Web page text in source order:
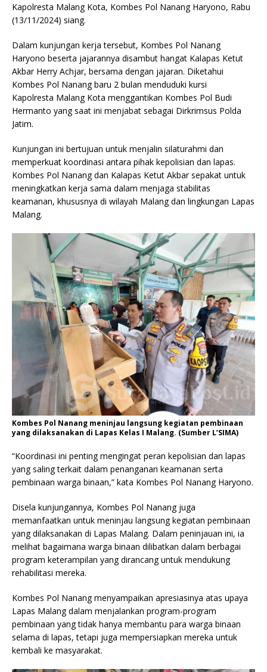
Kapolresta Malang Kota, Kombes Pol Nanang Haryono, Rabu
(13/11/2024) siang.
Dalam kunjungan kerja tersebut, Kombes Pol Nanang
Haryono beserta jajarannya disambut hangat Kalapas Ketut
Akbar Herry Achjar, bersama dengan jajaran. Diketahui
Kombes Pol Nanang baru 2 bulan menduduki kursi
Kapolresta Malang Kota menggantikan Kombes Pol Budi
Hermanto yang saat ini menjabat sebagai Dirkrimsus Polda
Jatim.
Kunjungan ini bertujuan untuk menjalin silaturahmi dan
memperkuat koordinasi antara pihak kepolisian dan lapas.
Kombes Pol Nanang dan Kalapas Ketut Akbar sepakat untuk
meningkatkan kerja sama dalam menjaga stabilitas
keamanan, khususnya di wilayah Malang dan lingkungan Lapas
Malang.
Kombes Pol Nanang meninjau langsung kegiatan pembinaan
yang dilaksanakan di Lapas Kelas I Malang. (Sumber L’SIMA)
“Koordinasi ini penting mengingat peran kepolisian dan lapas
yang saling terkait dalam penanganan keamanan serta
pembinaan warga binaan,” kata Kombes Pol Nanang Haryono.
Disela kunjungannya, Kombes Pol Nanang juga
memanfaatkan untuk meninjau langsung kegiatan pembinaan
yang dilaksanakan di Lapas Malang. Dalam peninjauan ini, ia
melihat bagaimana warga binaan dilibatkan dalam berbagai
program keterampilan yang dirancang untuk mendukung
rehabilitasi mereka.
Kombes Pol Nanang menyampaikan apresiasinya atas upaya
Lapas Malang dalam menjalankan program-program
pembinaan yang tidak hanya membantu para warga binaan
selama di lapas, tetapi juga mempersiapkan mereka untuk
kembali ke masyarakat.